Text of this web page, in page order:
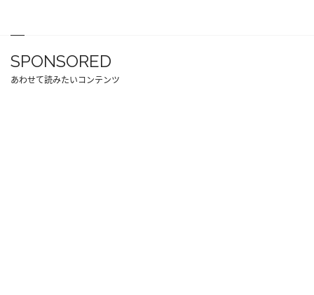
SPONSORED
あわせて読みたいコンテンツ